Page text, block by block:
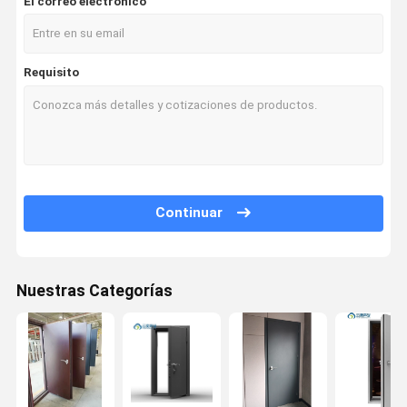
Requisito
Continuar
Nuestras Categorías